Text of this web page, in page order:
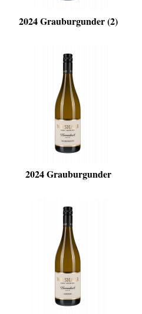
2024 Grauburgunder (2)
2024 Grauburgunder